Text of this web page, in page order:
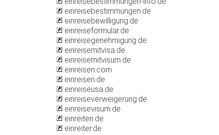
einreisebestimmungen.de
einreisebewilligung.de
einreiseformular.de
einreisegenehmigung.de
einreisemitvisa.de
einreisemitvisum.de
einreisen.com
einreisen.de
einreiseusa.de
einreiseverweigerung.de
einreisevisum.de
einreiten.de
einreiter.de